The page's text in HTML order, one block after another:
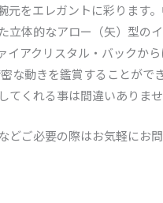
元をエレガントに彩ります
立体的なアロー（矢）型の
アクリスタル・バックか
な動きを鑑賞することが
くれる事は間違いありませ
ご必要の際はお気軽にお問